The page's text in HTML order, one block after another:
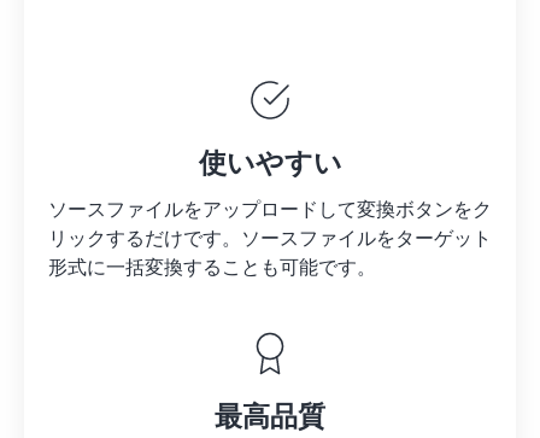
使いやすい
ソースファイルをアップロードして変換ボタンをク
リックするだけです。 ソースファイルをターゲット
形式に一括変換することも可能です。
最高品質